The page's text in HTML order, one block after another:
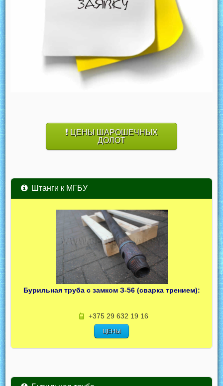
ЦЕНЫ ШАРОШЕЧНЫХ
ДОЛОТ
Штанги к МГБУ
Бурильная труба с замком З-56 (сварка трением):
+375 29 632 19 16
ЦЕНЫ